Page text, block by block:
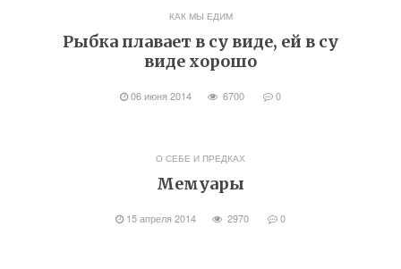
КАК МЫ ЕДИМ
Рыбка плавает в су виде, ей в су
виде хорошо
06 июня 2014 6700 0
О СЕБЕ И ПРЕДКАХ
Мемуары
15 апреля 2014 2970 0